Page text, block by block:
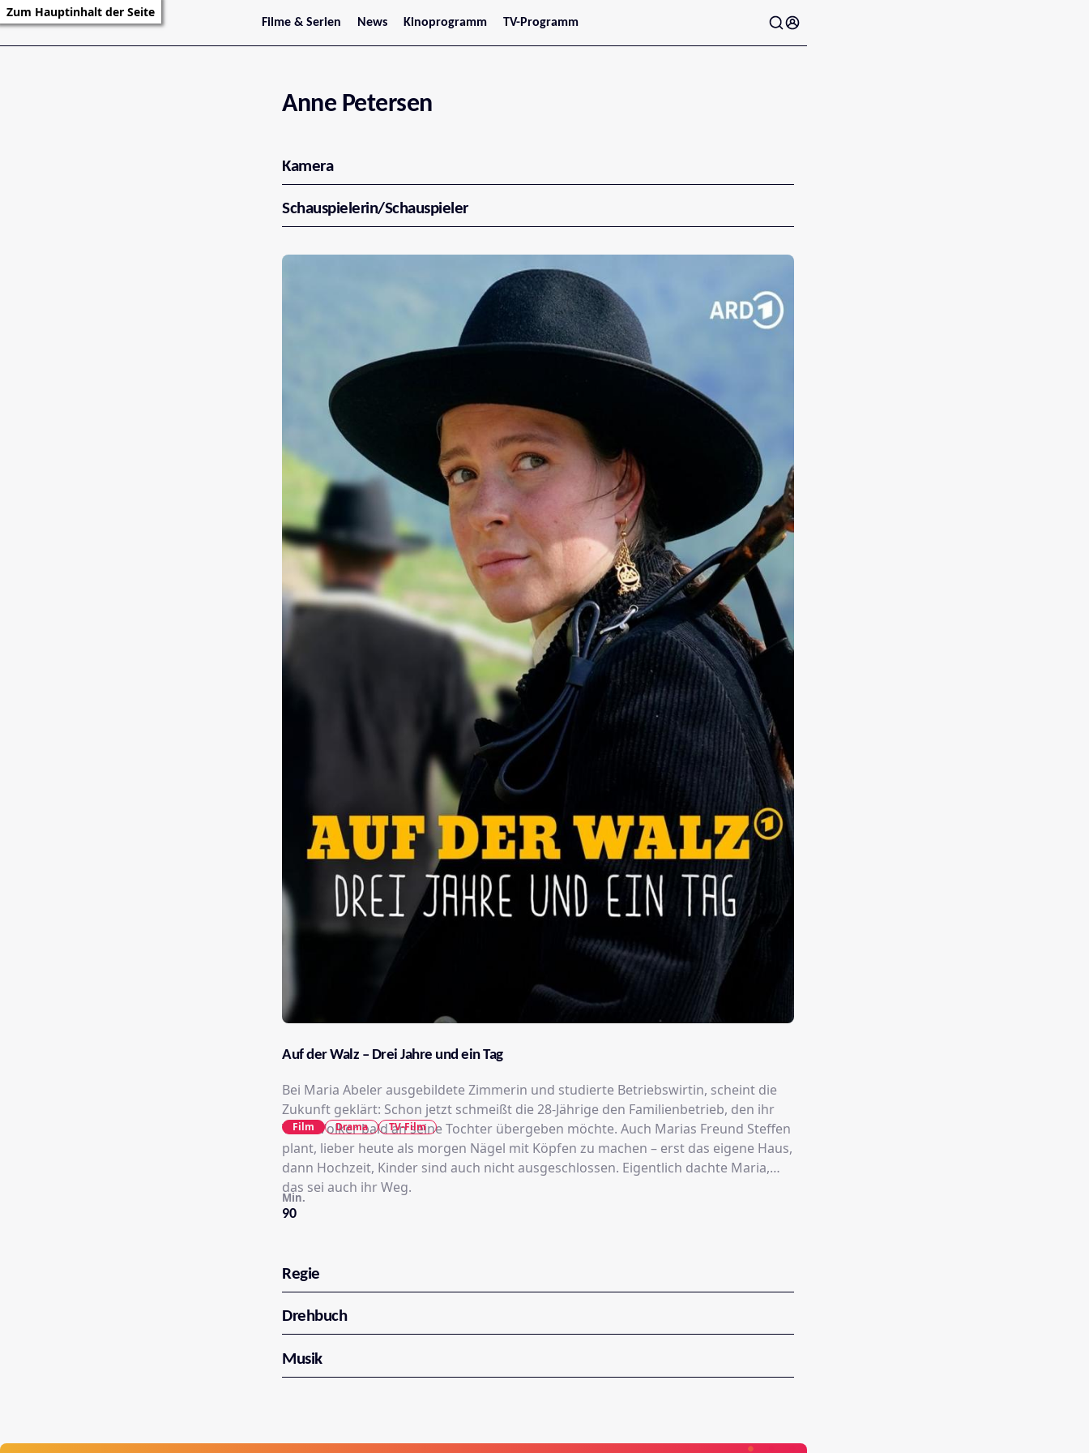
Zum Hauptinhalt der Seite
Filme & Serien
Trailer
Serienarchiv
News
Stars
Kinoprogramm
Jetzt im Kino
Oberösterreich
Tirol
Vorarlberg
TV-Programm
Anne Petersen
Kamera
Schauspielerin/Schauspieler
Auf der Walz – Drei Jahre und ein Tag
Bei Maria Abeler ausgebildete Zimmerin und studierte Betriebswirtin, scheint die
Zukunft geklärt: Schon jetzt schmeißt die 28-Jährige den Familienbetrieb, den ihr
Vater Volker bald an seine Tochter übergeben möchte. Auch Marias Freund Steffen
plant, lieber heute als morgen Nägel mit Köpfen zu machen – erst das eigene Haus,
dann Hochzeit, Kinder sind auch nicht ausgeschlossen. Eigentlich dachte Maria,
das sei auch ihr Weg.
90
Min.
Film Drama TV-Film
Regie
Drehbuch
Musik